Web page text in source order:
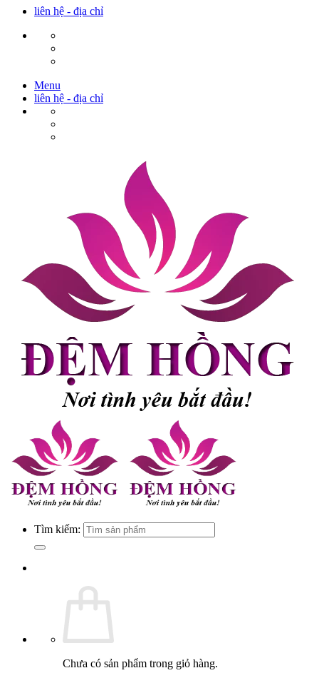
liên hệ - địa chỉ
Menu
liên hệ - địa chỉ
Tìm kiếm:
Chưa có sản phẩm trong giỏ hàng.